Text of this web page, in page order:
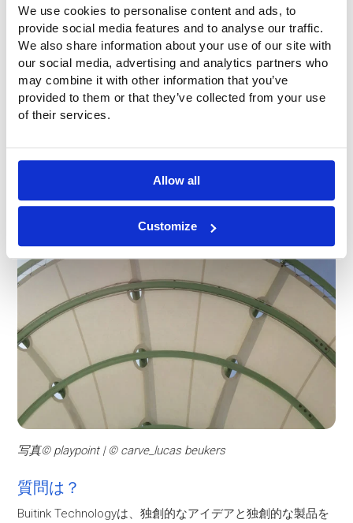
We use cookies to personalise content and ads, to
provide social media features and to analyse our traffic.
We also share information about your use of our site with
our social media, advertising and analytics partners who
may combine it with other information that you’ve
provided to them or that they’ve collected from your use
of their services.
Allow all
Customize
写真© playpoint | © carve_lucas beukers
質問は？
Buitink Technologyは、独創的なアイデアと独創的な製品を